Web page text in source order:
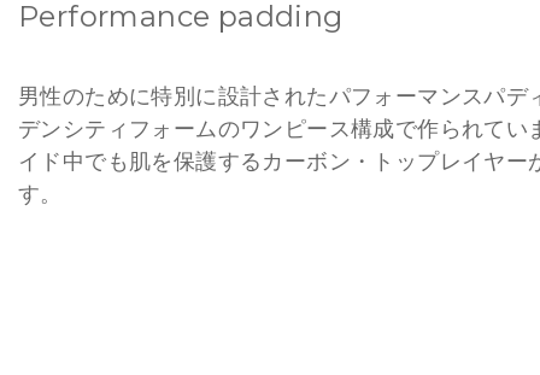
Performance padding
男性のために特別に設計されたパフォーマンスパデ
デンシティフォームのワンピース構成で作られてい
イド中でも肌を保護するカーボン・トップレイヤー
す。